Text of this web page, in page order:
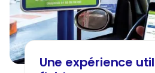
Une expérience